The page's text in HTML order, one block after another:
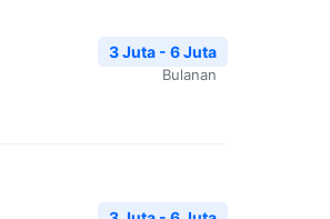
3 Juta - 6 Juta
Bulanan